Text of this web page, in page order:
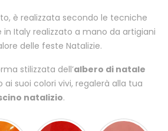
è realizzata secondo le tecniche
in Italy realizzato a mano da artigiani
delle feste Natalizie.
stilizzata dell’albero di natale
suoi colori vivi, regalerà alla tua
natalizio.